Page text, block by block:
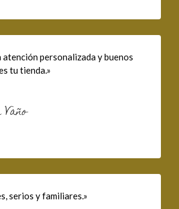
atención personalizada y buenos
tu tienda.»
serios y familiares.»